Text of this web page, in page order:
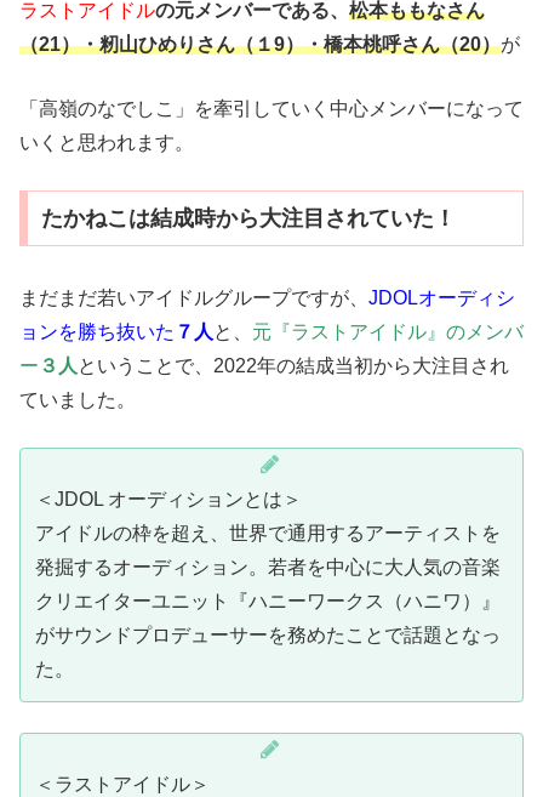
ラストアイドルの元メンバーである、 松本ももなさん
（21）・籾山ひめりさん（１9）・橋本桃呼さん（20）が
「高嶺のなでしこ」を牽引していく中心メンバーになって
いくと思われます。
たかねこは結成時から大注目されていた！
まだまだ若いアイドルグループですが、 JDOLオーディシ
ョンを勝ち抜いた ７人 と、 元『ラストアイドル』のメンバ
ー ３人 ということで、2022年の結成当初から大注目され
ていました。
＜JDOL オーディションとは＞
アイドルの枠を超え、世界で通用するアーティストを
発掘するオーディション。若者を中心に大人気の音楽
クリエイターユニット『ハニーワークス（ハニワ）』
がサウンドプロデューサーを務めたことで話題となっ
た。
＜ラストアイドル＞